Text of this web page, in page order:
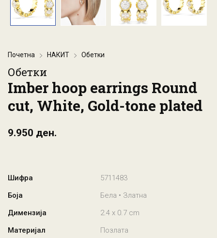
Почетна НАКИТ Обетки
Обетки
Imber hoop earrings Round
cut, White, Gold-tone plated
9.950 ден.
Шифра
5711483
Боја
Бела • Златна
Димензија
2.4 x 0.7 cm
Материјал
Позлата